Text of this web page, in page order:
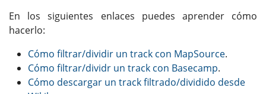
En los siguientes enlaces puedes aprender cómo
hacerlo:
Cómo filtrar/dividir un track con MapSource.
Cómo filtrar/dividr un track con Basecamp.
Cómo descargar un track filtrado/dividido desde